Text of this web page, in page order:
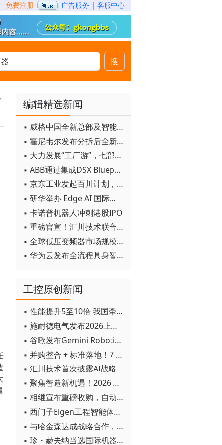
免费注册 广告服务 | 客服中心
搜
编辑精选新闻
▪ 威格中国全新总部及智能工厂启用
▪ 霍尼韦尔发布分拆后全新品牌：霍尼韦尔科技与霍尼韦尔航空航天
▪ 大力发展“工厂游”，七部门联合发文！
▪ ABB通过集成DSX Blueprint AI基础设施，扩大与英伟达的合作
▪ 京东工业发起百川计划， 构建工业大模型新生态
▪ 研华举办 Edge AI 国际论坛
▪ 卡诺普机器人冲刺港股IPO
▪ 重磅官宣！汇川技术联合发起 D12 联盟，开创产教融合新范式
▪ 全球低压变频器市场规模2030年将超170亿美元
▪ 华为云发布全流程具身智能开发平台CloudRobo
工控原创新闻
▪ 性能提升5至10倍 我国牵头制定的WiTSnet工业以太网国际标准正式发布
▪ 施耐德电气发布2026上半年可持续发展成绩单 "Impact 2030"路线图开局稳健
▪ 谷歌发布Gemini Robotics 2模型 实现人形机器人全身智能控制突破
▪ 并购整合 + 标准落地！7 月工业自动化产业动态速递
▪ 汇川技术首次披露AI战略进展：从两个方面推动“AI业务化”落地
▪ 聚焦智造新机遇！2026 青岛数字化及智能制造技术论坛圆满落幕
▪ 相继宣布重磅收购，自动化巨头新一轮并购潮剑指何方？
▪ 西门子Eigen工程智能体落地中国，工业AI跨越物理世界“确定性”拐点
▪ 与哈金森达成战略合作，乐聚机器人何以持续获得工业巨头青睐？
▪ 珍・赫夫纳当选国际机器人联合会新任主席